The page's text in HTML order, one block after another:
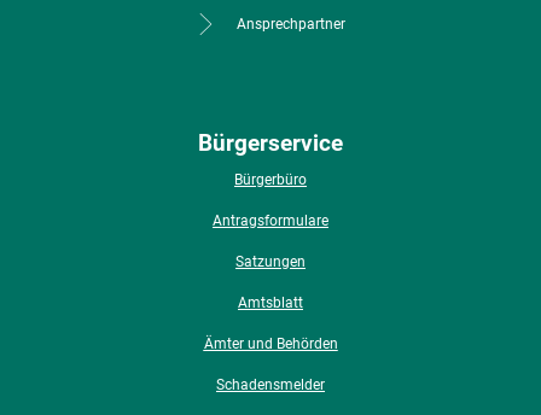
Ansprechpartner
Bürgerservice
Bürgerbüro
Antragsformulare
Satzungen
Amtsblatt
Ämter und Behörden
Schadensmelder